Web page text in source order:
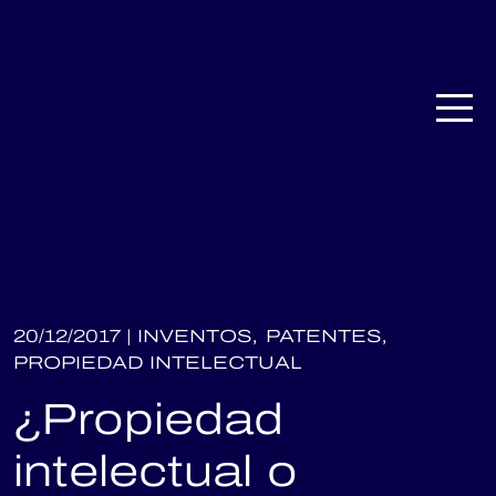
20/12/2017 | INVENTOS, PATENTES,
PROPIEDAD INTELECTUAL
¿Propiedad
intelectual o